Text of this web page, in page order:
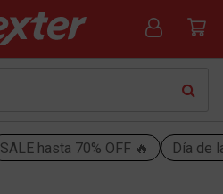
SALE hasta 70% OFF 🔥 Día de